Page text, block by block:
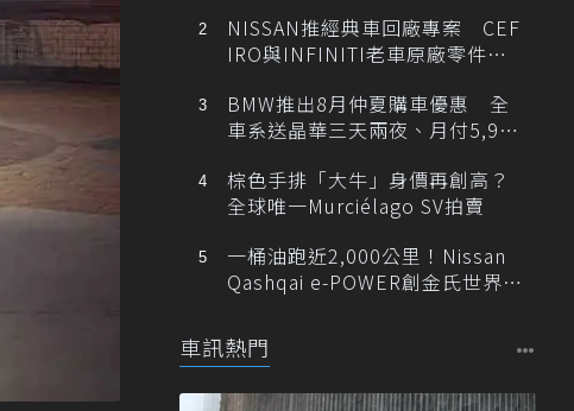
NISSAN推經典車回廠專案 CEF
IRO與INFINITI老車原廠零件最
BMW推出8月仲夏購車優惠 全
車系送晶華三天兩夜、月付5,900
棕色手排「大牛」身價再創高？
全球唯一Murciélago SV拍賣
一桶油跑近2,000公里！Nissan
Qashqai e-POWER創金氏世界紀
車訊熱門